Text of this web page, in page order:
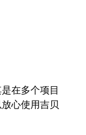
在多个项目
心使用吉贝